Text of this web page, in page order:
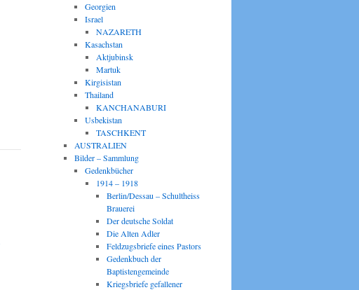
Georgien
Israel
NAZARETH
Kasachstan
Aktjubinsk
Martuk
Kirgisistan
Thailand
KANCHANABURI
Usbekistan
TASCHKENT
AUSTRALIEN
Bilder – Sammlung
Gedenkbücher
1914 – 1918
Berlin/Dessau – Schultheiss
Brauerei
Der deutsche Soldat
Die Alten Adler
Feldzugsbriefe eines Pastors
Gedenkbuch der
Baptistengemeinde
Kriegsbriefe gefallener